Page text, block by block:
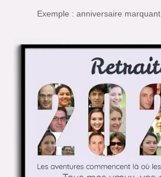
Exemple : anniversaire marquant